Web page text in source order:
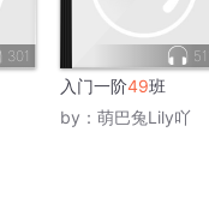
301
入门一阶49班
by： 萌巴兔Lily吖